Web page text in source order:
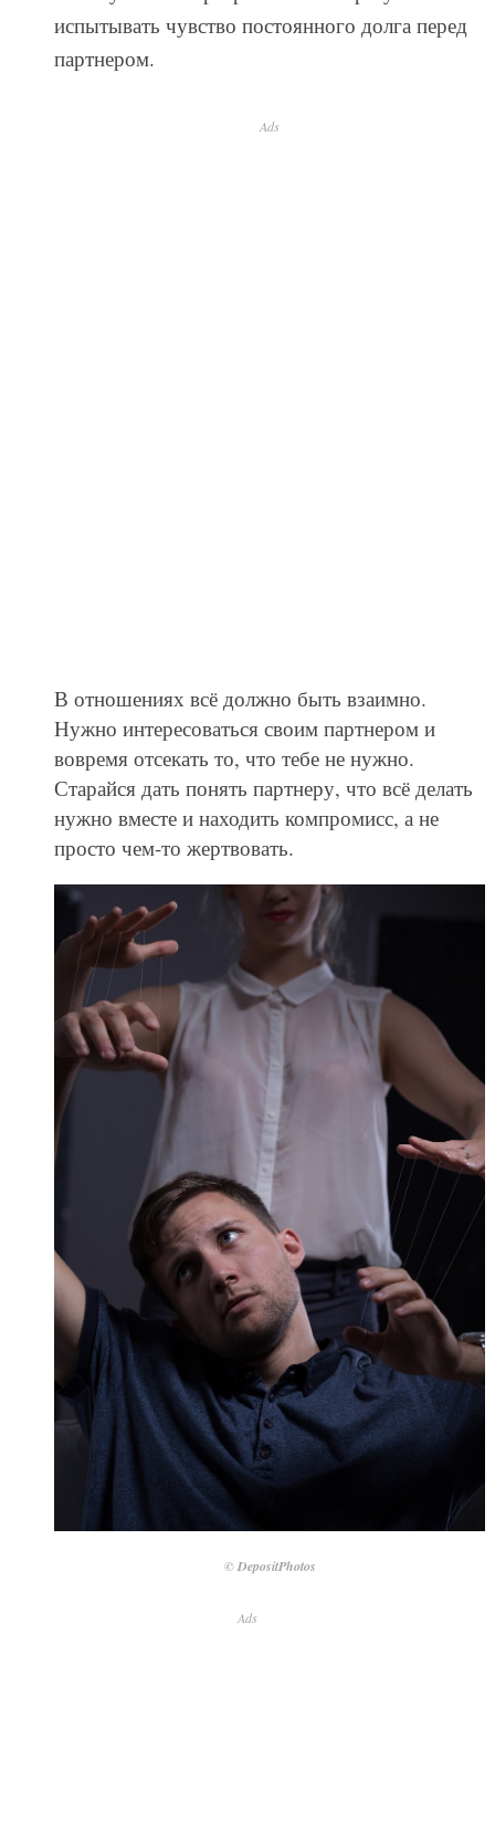
испытывать чувство постоянного долга перед
партнером.
Ads
В отношениях всё должно быть взаимно.
Нужно интересоваться своим партнером и
вовремя отсекать то, что тебе не нужно.
Старайся дать понять партнеру, что всё делать
нужно вместе и находить компромисс, а не
просто чем-то жертвовать.
© DepositPhotos
Ads